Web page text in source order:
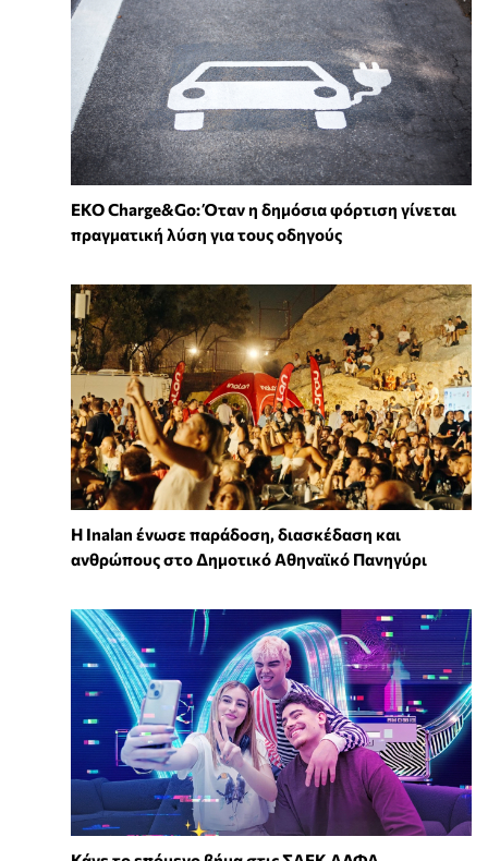
EKO Charge&Go: Όταν η δημόσια φόρτιση γίνεται
πραγματική λύση για τους οδηγούς
Η Inalan ένωσε παράδοση, διασκέδαση και
ανθρώπους στο Δημοτικό Αθηναϊκό Πανηγύρι